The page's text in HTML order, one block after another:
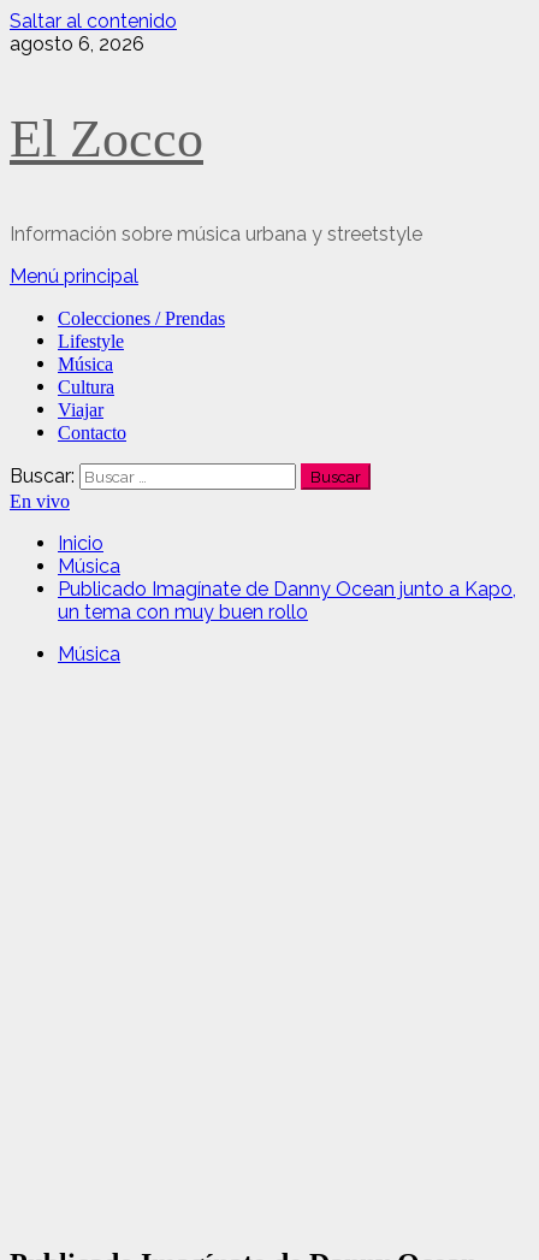
Saltar al contenido
agosto 6, 2026
El Zocco
Información sobre música urbana y streetstyle
Menú principal
Colecciones / Prendas
Lifestyle
Música
Cultura
Viajar
Contacto
Buscar:
En vivo
Inicio
Música
Publicado Imagínate de Danny Ocean junto a Kapo,
un tema con muy buen rollo
Música